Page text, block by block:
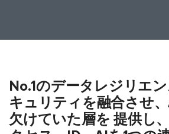
No.1のデータレジリエ
キュリティを融合させ
欠けていた層を 提供し